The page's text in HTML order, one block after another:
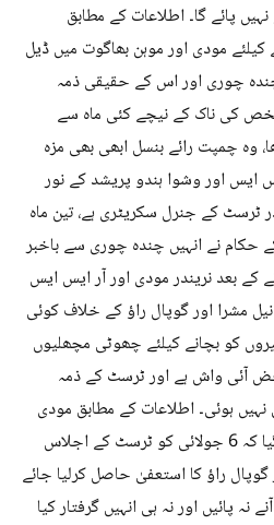
پائے گا۔ اطلاعات کے مطابق
کیلئے مودی اور موہن بھاگوت میں ڈیل
چوری اور اس کے حقیقی ذمہ
کی ناک کے نیچے کئی ماہ سے
وہ چمپت رائے بنسل ابھی بھی مزہ
ایس اور وشوا ہندو پریشد کے نور
ٹرسٹ کے جنرل سکریٹری ہے، تین ماہ
حکام نے انہیں چندہ چوری سے باخبر
کے بعد نریندر مودی اور آر ایس ایس
مشرا اور گوپال راؤ کے خلاف کوئی
کو بچانے کیلئے چھوٹی مچھلیوں
آئی واش ہے اور ٹرسٹ کے ذمہ
ہوئی۔ اطلاعات کے مطابق مودی
اور بھاگوت ڈیل میں طئے کیا گیا کہ 6 جولائی کو ٹرسٹ کے اجلاس
راؤ کا استعفیٰ حاصل کرلیا جائے
نہ پائیں اور نہ ہی انہیں گرفتار کیا